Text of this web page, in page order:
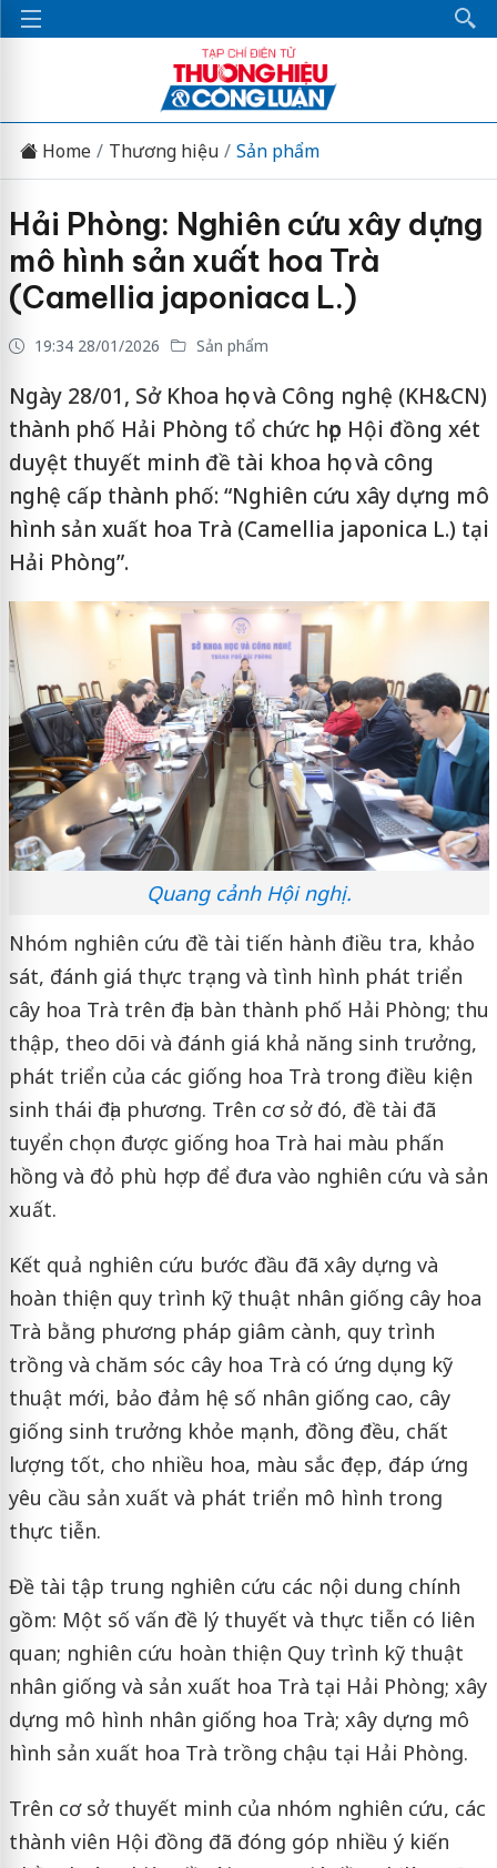
Home Thương hiệu Sản phẩm
Hải Phòng: Nghiên cứu xây dựng
mô hình sản xuất hoa Trà
(Camellia japoniaca L.)
19:34 28/01/2026 Sản phẩm
Ngày 28/01, Sở Khoa học và Công nghệ (KH&CN)
thành phố Hải Phòng tổ chức họp Hội đồng xét
duyệt thuyết minh đề tài khoa học và công
nghệ cấp thành phố: “Nghiên cứu xây dựng mô
hình sản xuất hoa Trà (Camellia japonica L.) tại
Hải Phòng”.
Quang cảnh Hội nghị.
Nhóm nghiên cứu đề tài tiến hành điều tra, khảo
sát, đánh giá thực trạng và tình hình phát triển
cây hoa Trà trên địa bàn thành phố Hải Phòng; thu
thập, theo dõi và đánh giá khả năng sinh trưởng,
phát triển của các giống hoa Trà trong điều kiện
sinh thái địa phương. Trên cơ sở đó, đề tài đã
tuyển chọn được giống hoa Trà hai màu phấn
hồng và đỏ phù hợp để đưa vào nghiên cứu và sản
xuất.
Kết quả nghiên cứu bước đầu đã xây dựng và
hoàn thiện quy trình kỹ thuật nhân giống cây hoa
Trà bằng phương pháp giâm cành, quy trình
trồng và chăm sóc cây hoa Trà có ứng dụng kỹ
thuật mới, bảo đảm hệ số nhân giống cao, cây
giống sinh trưởng khỏe mạnh, đồng đều, chất
lượng tốt, cho nhiều hoa, màu sắc đẹp, đáp ứng
yêu cầu sản xuất và phát triển mô hình trong
thực tiễn.
Đề tài tập trung nghiên cứu các nội dung chính
gồm: Một số vấn đề lý thuyết và thực tiễn có liên
quan; nghiên cứu hoàn thiện Quy trình kỹ thuật
nhân giống và sản xuất hoa Trà tại Hải Phòng; xây
dựng mô hình nhân giống hoa Trà; xây dựng mô
hình sản xuất hoa Trà trồng chậu tại Hải Phòng.
Trên cơ sở thuyết minh của nhóm nghiên cứu, các
thành viên Hội đồng đã đóng góp nhiều ý kiến